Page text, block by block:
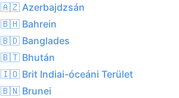
🇦🇿 Azerbajdzsán
🇧🇭 Bahrein
🇧🇩 Banglades
🇧🇹 Bhután
🇮🇴 Brit Indiai-óceáni Terület
🇧🇳 Brunei